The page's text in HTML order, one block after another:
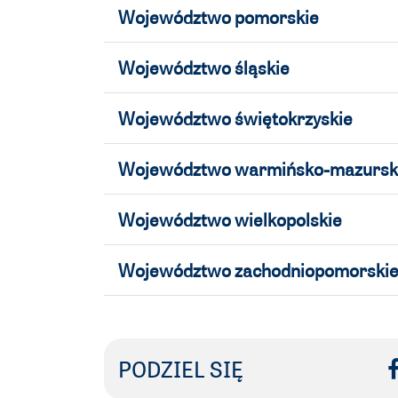
Województwo pomorskie
Województwo śląskie
Województwo świętokrzyskie
Województwo warmińsko-
Województwo wielkopolskie
Województwo zachodniopomorskie
PODZIEL SIĘ